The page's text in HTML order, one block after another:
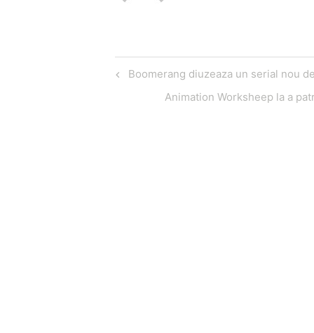
Navigare
articole
Articol
Boomerang diuzeaza un serial nou
Articol
Animation Worksheep la a